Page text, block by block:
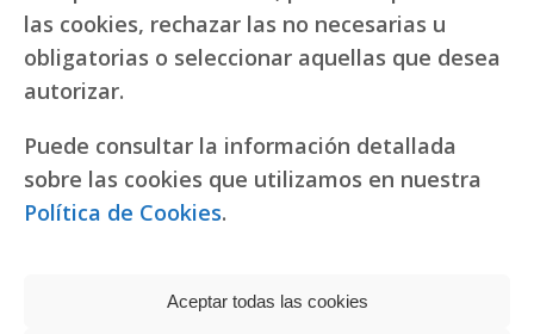
las cookies, rechazar las no necesarias u
obligatorias o seleccionar aquellas que desea
autorizar.
Puede consultar la información detallada
sobre las cookies que utilizamos en nuestra
Política de Cookies.
Aceptar todas las cookies